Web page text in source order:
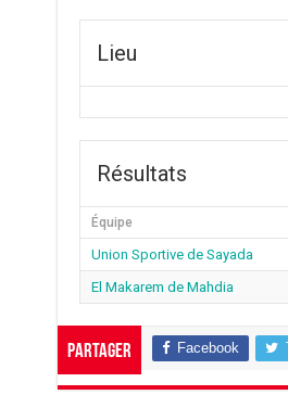
Lieu
Résultats
Équipe
Union Sportive de Sayada
El Makarem de Mahdia
Partager Facebook